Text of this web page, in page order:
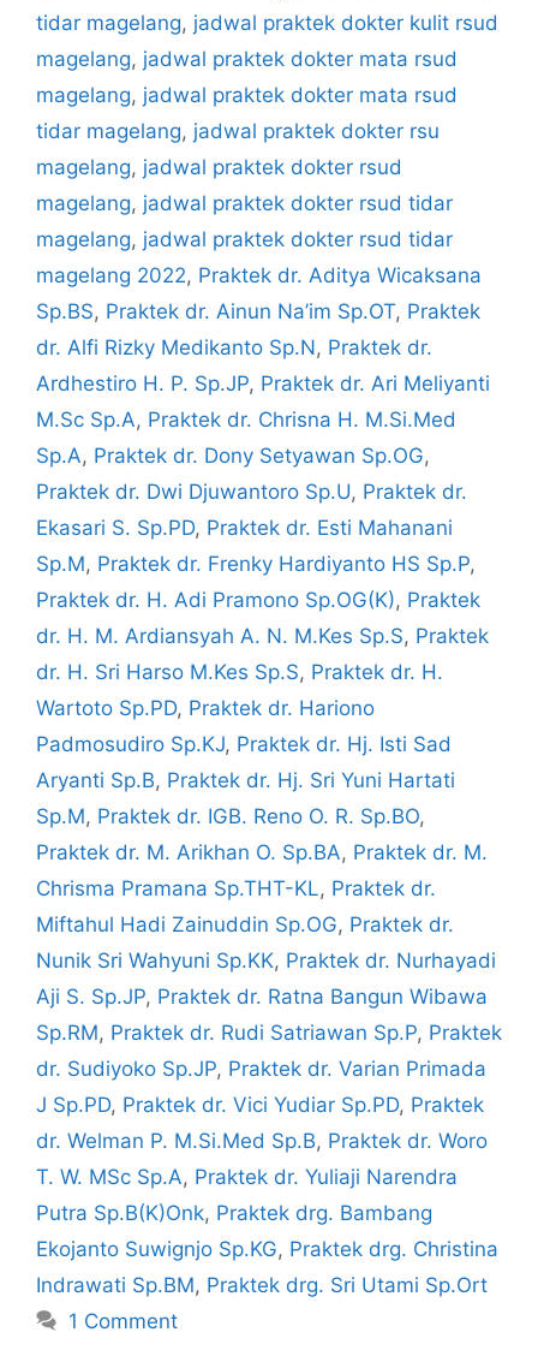
tidar magelang, jadwal praktek dokter kulit rsud
magelang, jadwal praktek dokter mata rsud
magelang, jadwal praktek dokter mata rsud
tidar magelang, jadwal praktek dokter rsu
magelang, jadwal praktek dokter rsud
magelang, jadwal praktek dokter rsud tidar
magelang, jadwal praktek dokter rsud tidar
magelang 2022, Praktek dr. Aditya Wicaksana
Sp.BS, Praktek dr. Ainun Na’im Sp.OT, Praktek
dr. Alfi Rizky Medikanto Sp.N, Praktek dr.
Ardhestiro H. P. Sp.JP, Praktek dr. Ari Meliyanti
M.Sc Sp.A, Praktek dr. Chrisna H. M.Si.Med
Sp.A, Praktek dr. Dony Setyawan Sp.OG,
Praktek dr. Dwi Djuwantoro Sp.U, Praktek dr.
Ekasari S. Sp.PD, Praktek dr. Esti Mahanani
Sp.M, Praktek dr. Frenky Hardiyanto HS Sp.P,
Praktek dr. H. Adi Pramono Sp.OG(K), Praktek
dr. H. M. Ardiansyah A. N. M.Kes Sp.S, Praktek
dr. H. Sri Harso M.Kes Sp.S, Praktek dr. H.
Wartoto Sp.PD, Praktek dr. Hariono
Padmosudiro Sp.KJ, Praktek dr. Hj. Isti Sad
Aryanti Sp.B, Praktek dr. Hj. Sri Yuni Hartati
Sp.M, Praktek dr. IGB. Reno O. R. Sp.BO,
Praktek dr. M. Arikhan O. Sp.BA, Praktek dr. M.
Chrisma Pramana Sp.THT-KL, Praktek dr.
Miftahul Hadi Zainuddin Sp.OG, Praktek dr.
Nunik Sri Wahyuni Sp.KK, Praktek dr. Nurhayadi
Aji S. Sp.JP, Praktek dr. Ratna Bangun Wibawa
Sp.RM, Praktek dr. Rudi Satriawan Sp.P, Praktek
dr. Sudiyoko Sp.JP, Praktek dr. Varian Primada
J Sp.PD, Praktek dr. Vici Yudiar Sp.PD, Praktek
dr. Welman P. M.Si.Med Sp.B, Praktek dr. Woro
T. W. MSc Sp.A, Praktek dr. Yuliaji Narendra
Putra Sp.B(K)Onk, Praktek drg. Bambang
Ekojanto Suwignjo Sp.KG, Praktek drg. Christina
Indrawati Sp.BM, Praktek drg. Sri Utami Sp.Ort
1 Comment